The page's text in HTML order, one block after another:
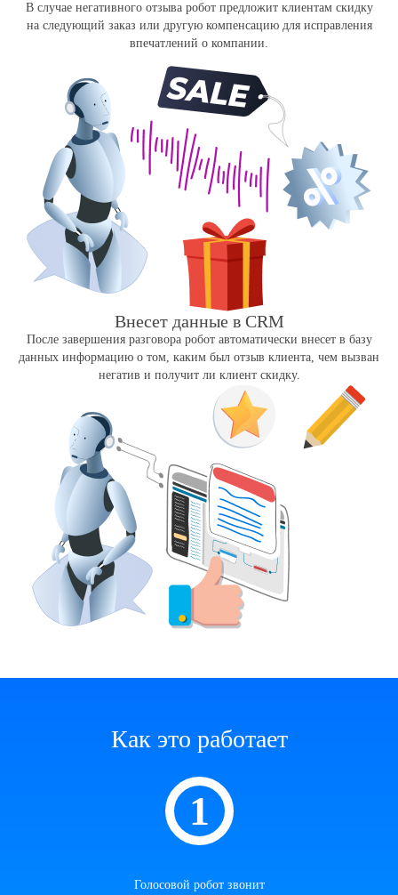
В случае негативного отзыва робот предложит клиентам скидку
на следующий заказ или другую компенсацию для исправления
впечатлений о компании.
Внесет данные в CRM
После завершения разговора робот автоматически внесет в базу
данных информацию о том, каким был отзыв клиента, чем вызван
негатив и получит ли клиент скидку.
Как это работает
Голосовой робот звонит